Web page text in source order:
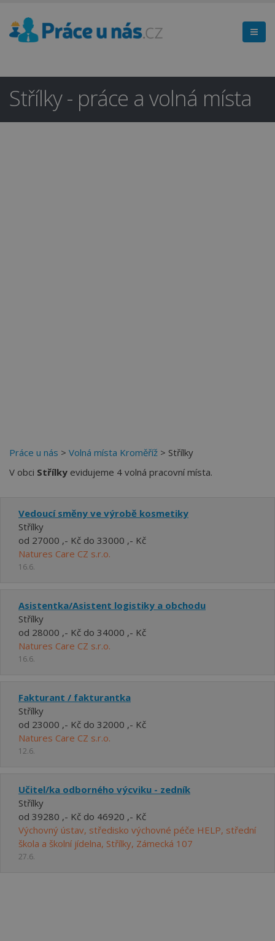
Střílky - práce a volná místa
Práce u nás > Volná místa Kroměříž > Střílky
V obci Střílky evidujeme 4 volná pracovní místa.
Vedoucí směny ve výrobě kosmetiky
Střílky
od 27000 ,- Kč do 33000 ,- Kč
Natures Care CZ s.r.o.
16.6.
Asistentka/Asistent logistiky a obchodu
Střílky
od 28000 ,- Kč do 34000 ,- Kč
Natures Care CZ s.r.o.
16.6.
Fakturant / fakturantka
Střílky
od 23000 ,- Kč do 32000 ,- Kč
Natures Care CZ s.r.o.
12.6.
Učitel/ka odborného výcviku - zedník
Střílky
od 39280 ,- Kč do 46920 ,- Kč
Výchovný ústav, středisko výchovné péče HELP, střední
škola a školní jídelna, Střílky, Zámecká 107
27.6.